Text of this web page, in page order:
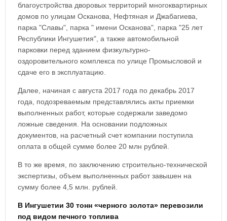
благоустройства дворовых территорий многоквартирных
домов по улицам Осканова, Нефтяная и Джабагиева,
парка "Славы", парка " имени Осканова", парка "25 лет
Республики Ингушетия", а также автомобильной
парковки перед зданием физкультурно-
оздоровительного комплекса по улице Промысловой и
сдаче его в эксплуатацию.
Далее, начиная с августа 2017 года по декабрь 2017
года, подозреваемым представлялись акты приемки
выполненных работ, которые содержали заведомо
ложные сведения. На основании подложных
документов, на расчетный счет компании поступила
оплата в общей сумме более 20 млн рублей.
В то же время, по заключению строительно-технической
экспертизы, объем выполненных работ завышен на
сумму более 4,5 млн. рублей.
В Ингушетии 30 тонн «черного золота» перевозили
под видом печного топлива